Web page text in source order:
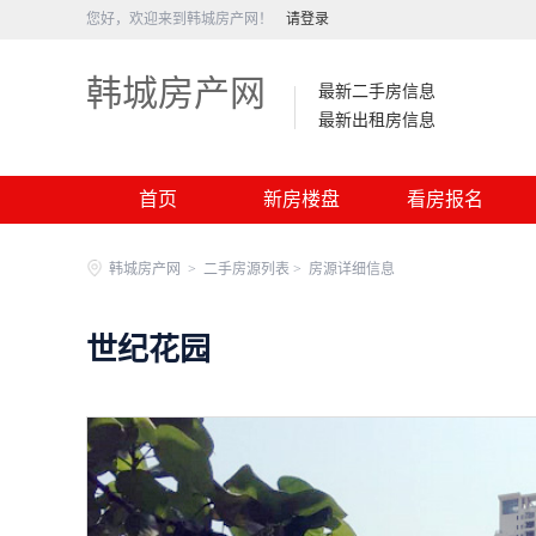
您好，欢迎来到韩城房产网！ 请登录
韩城房产网
最新二手房信息
最新出租房信息
首页 新房楼盘 看房报名
韩城房产网 > 二手房源列表 > 房源详细信息
世纪花园